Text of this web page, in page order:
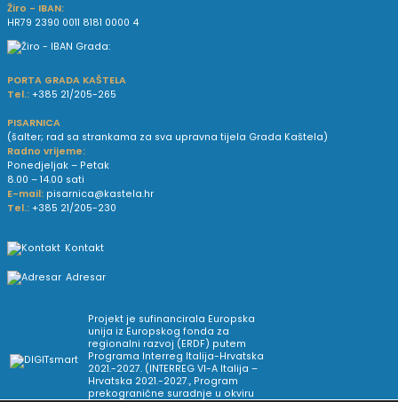
Žiro - IBAN:
HR79 2390 0011 8181 0000 4
PORTA GRADA KAŠTELA
Tel.: +385 21/205-265
PISARNICA
(šalter; rad sa strankama za sva upravna tijela Grada Kaštela)
Radno vrijeme:
Ponedjeljak – Petak
8.00 – 14.00 sati
E-mail: pisarnica@kastela.hr
Tel.: +385 21/205-230
Kontakt
Adresar
Projekt je sufinancirala Europska
unija iz Europskog fonda za
regionalni razvoj (ERDF) putem
Programa Interreg Italija-Hrvatska
2021.-2027. (INTERREG VI-A Italija –
Hrvatska 2021.-2027., Program
prekogranične suradnje u okviru